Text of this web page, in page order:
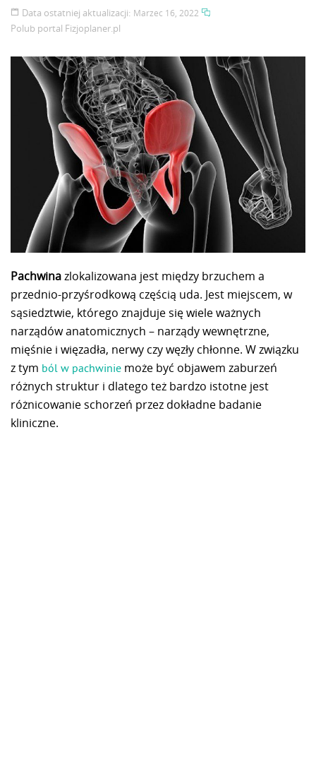
Data ostatniej aktualizacji: Marzec 16, 2022
Polub portal Fizjoplaner.pl
Pachwinazlokalizowana jest między brzuchem a
przednio-przyśrodkową częścią uda. Jest miejscem, w
sąsiedztwie, którego znajduje się wiele ważnych
narządów anatomicznych – narządy wewnętrzne,
mięśnie i więzadła, nerwy czy węzły chłonne. W związku
z tym ból w pachwinie może być objawem zaburzeń
różnych struktur i dlatego też bardzo istotne jest
różnicowanie schorzeń przez dokładne badanie
kliniczne.